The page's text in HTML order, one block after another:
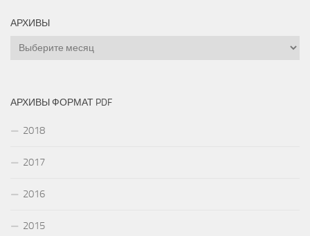
АРХИВЫ
Архивы
АРХИВЫ ФОРМАТ PDF
2018
2017
2016
2015